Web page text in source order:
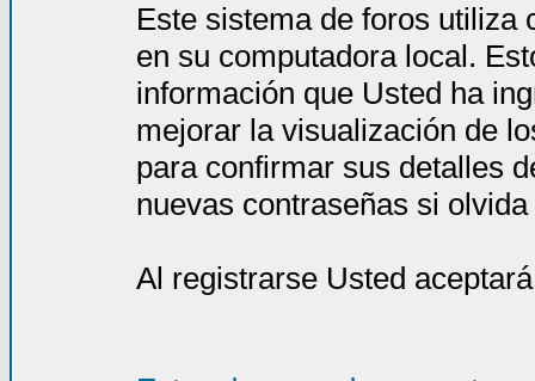
Este sistema de foros utiliza
en su computadora local.
información que Usted ha
mejorar la visualización de
para confirmar sus detalles
nuevas contraseñas si
Al registrarse Usted